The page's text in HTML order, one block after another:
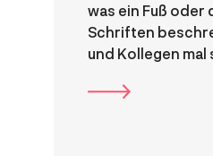
was ein Fuß oder
Schriften
und Kollegen